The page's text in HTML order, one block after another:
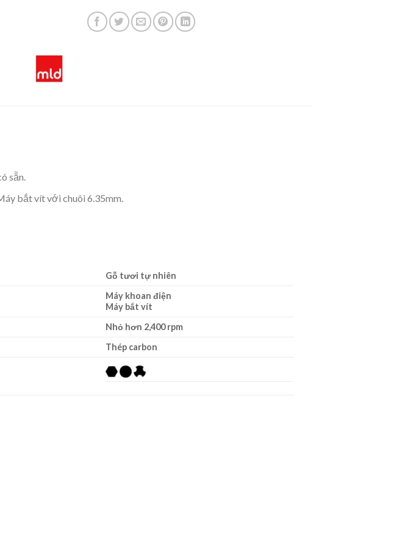
sẵn.
bắt vít với chuôi 6.35mm.
Gỗ tươi tự nhiên
Máy khoan điện
Máy bắt vít
Nhỏ hơn 2,400 rpm
Thép carbon